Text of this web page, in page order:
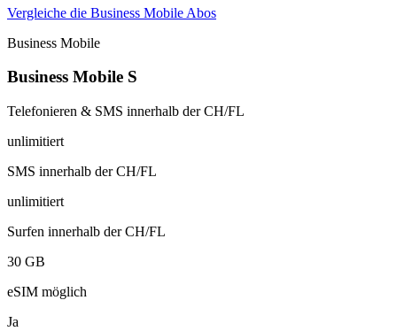
Vergleiche die Business Mobile Abos
Business Mobile
Business Mobile S
Telefonieren & SMS innerhalb der CH/FL
unlimitiert
SMS innerhalb der CH/FL
unlimitiert
Surfen innerhalb der CH/FL
30 GB
eSIM möglich
Ja